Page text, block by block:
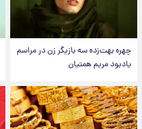
چهره بهت‌زده سه بازیگر زن در مراسم
یادبود مریم همتیان